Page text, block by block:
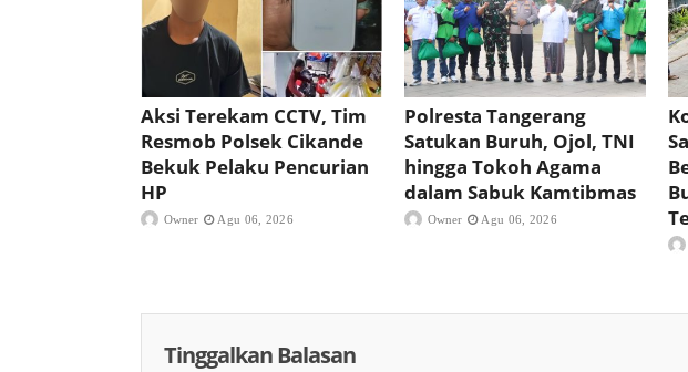
Aksi Terekam CCTV, Tim
Resmob Polsek Cikande
Bekuk Pelaku Pencurian
HP
Owner Agu 06, 2026
Polresta Tangerang
Satukan Buruh, Ojol, TNI
hingga Tokoh Agama
dalam Sabuk Kamtibmas
Owner Agu 06, 2026
Tinggalkan Balasan